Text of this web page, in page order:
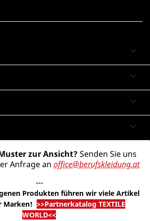




zur Ansicht? Senden Sie uns
Anfrage an office@berufskleidung.at
---
Produkten führen wir viele Artikel
Marken! >>Partnerkatalog TEXTILE
WORLD<<